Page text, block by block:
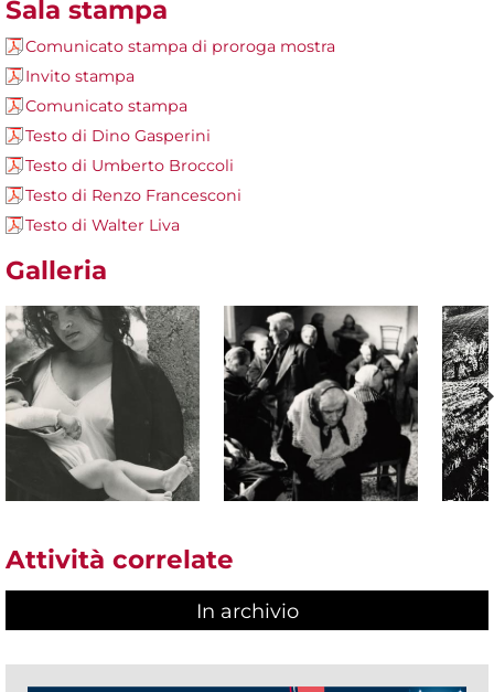
Sala stampa
Comunicato stampa di proroga mostra
Invito stampa
Comunicato stampa
Testo di Dino Gasperini
Testo di Umberto Broccoli
Testo di Renzo Francesconi
Testo di Walter Liva
Galleria
Attività correlate
In archivio